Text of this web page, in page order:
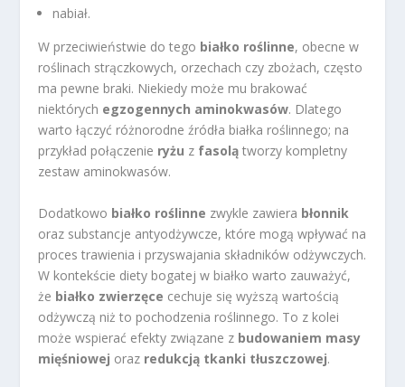
nabiał.
W przeciwieństwie do tego białko roślinne, obecne w
roślinach strączkowych, orzechach czy zbożach, często
ma pewne braki. Niekiedy może mu brakować
niektórych egzogennych aminokwasów. Dlatego
warto łączyć różnorodne źródła białka roślinnego; na
przykład połączenie ryżu z fasolą tworzy kompletny
zestaw aminokwasów.
Dodatkowo białko roślinne zwykle zawiera błonnik
oraz substancje antyodżywcze, które mogą wpływać na
proces trawienia i przyswajania składników odżywczych.
W kontekście diety bogatej w białko warto zauważyć,
że białko zwierzęce cechuje się wyższą wartością
odżywczą niż to pochodzenia roślinnego. To z kolei
może wspierać efekty związane z budowaniem masy
mięśniowej oraz redukcją tkanki tłuszczowej.